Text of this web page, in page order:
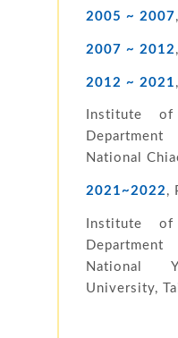
2005 ~ 2007
2007 ~ 2012
2012 ~ 2021
Institute
National
2021~2022 ,
Institute of
National
University,